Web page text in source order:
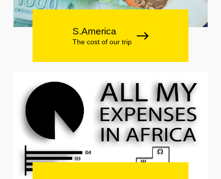
S.America
The cost of our trip